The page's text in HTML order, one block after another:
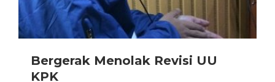
Bergerak Menolak Revisi UU
KPK